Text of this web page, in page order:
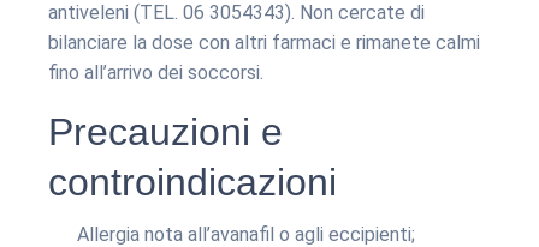
antiveleni (TEL. 06 3054343). Non cercate di
bilanciare la dose con altri farmaci e rimanete calmi
fino all’arrivo dei soccorsi.
Precauzioni e
controindicazioni
Allergia nota all’avanafil o agli eccipienti;